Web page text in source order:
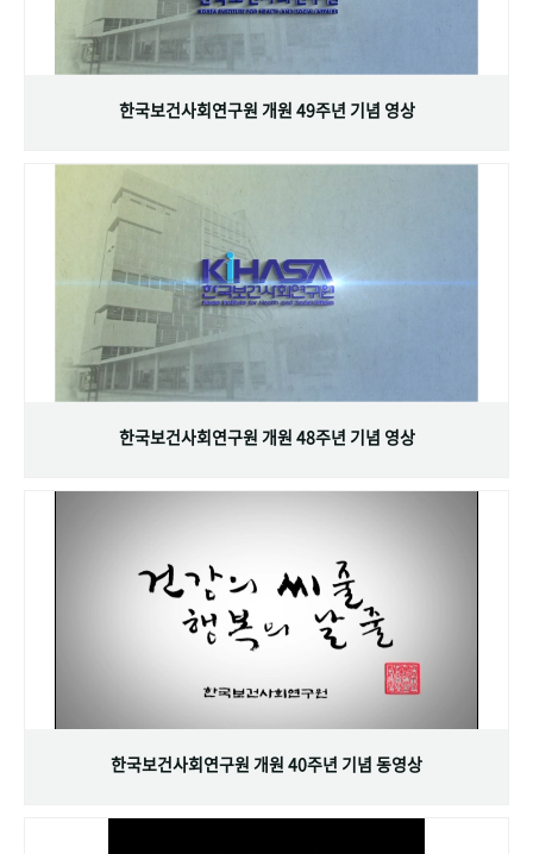
주년 기념
성과 50선 숫자로 보는 50년
VR 역사관
한국보건사회연구원 개원 49주년 기념 영상
한국보건사회연구원 개원 48주년 기념 영상
한국보건사회연구원 개원 40주년 기념 동영상